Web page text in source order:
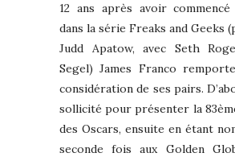
12 ans après avoir
dans la série Freaks and Geeks
Judd Apatow, avec Seth
Segel) James Franco
considération de ses pairs.
sollicité pour présenter la
des Oscars, ensuite en étant
seconde fois aux Golden